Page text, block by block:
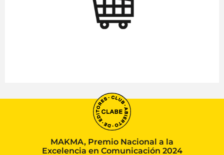
MAKMA, Premio Nacional a la
Excelencia en Comunicación 2024